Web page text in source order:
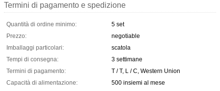
Termini di pagamento e spedizione
Quantità di ordine minimo:
5 set
Prezzo:
negotiable
Imballaggi particolari:
scatola
Tempi di consegna:
3 settimane
Termini di pagamento:
T / T, L / C, Western Union
Capacità di alimentazione:
500 insiemi al mese